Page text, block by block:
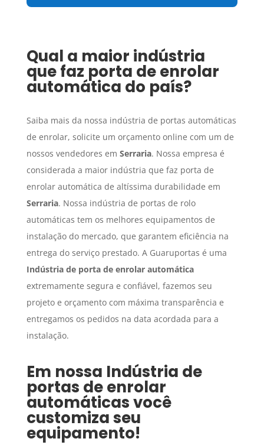
Qual a maior indústria
que faz porta de enrolar
automática do país?
Saiba mais da nossa indústria de portas automáticas
de enrolar, solicite um orçamento online com um de
nossos vendedores em Serraria. Nossa empresa é
considerada a maior indústria que faz porta de
enrolar automática de altíssima durabilidade em
Serraria. Nossa indústria de portas de rolo
automáticas tem os melhores equipamentos de
instalação do mercado, que garantem eficiência na
entrega do serviço prestado. A Guaruportas é uma
Indústria de porta de enrolar automática
extremamente segura e confiável, fazemos seu
projeto e orçamento com máxima transparência e
entregamos os pedidos na data acordada para a
instalação.
Em nossa Indústria de
portas de enrolar
automáticasvocê
customiza seu
equipamento!